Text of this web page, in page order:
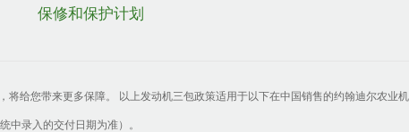
保修和保护计划
将给您带来更多保障。 以上发动机三包政策适用于以下在中国销售的约翰迪尔农业
录入的交付日期为准）。